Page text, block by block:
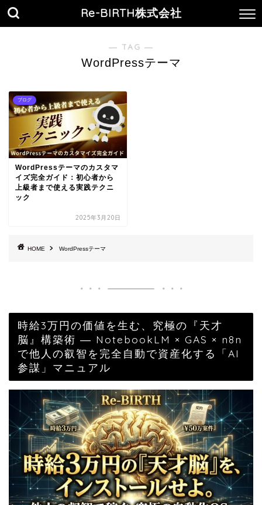
Re-BIRTH株式会社
― TAG ―
WordPressテーマ
ブログ
WordPressテーマのカスタマ
イズ完全ガイド：初心者から
上級者まで使える実践テクニ
ック
2025年3月20日
HOME WordPressテーマ
時給3万円の価値を生む、究極の『天才
脳』構築術 ― NotebookLM × GAS × n8n
で他人の叡智を完全自動で資産化する「AI
参謀」マニュアル